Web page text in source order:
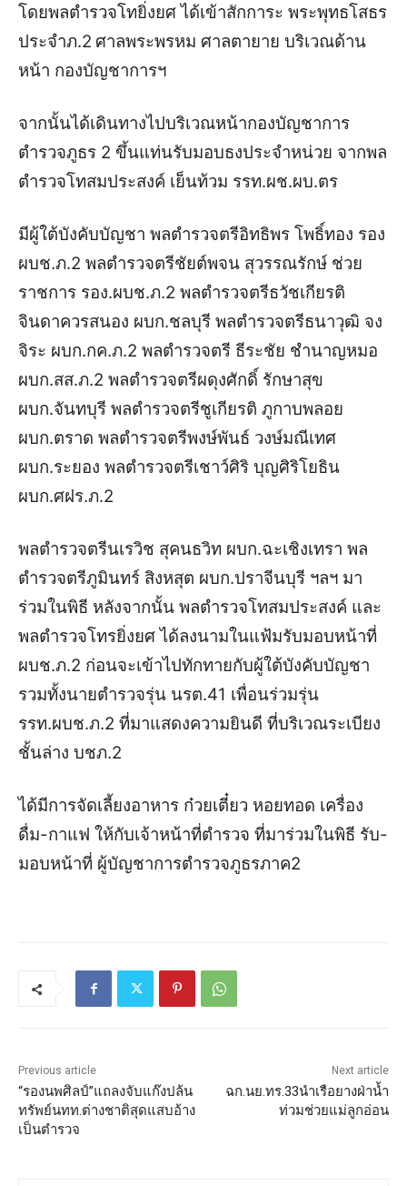
โดยพลตำรวจโทยิ่งยศ ได้เข้าสักการะ พระพุทธโสธร
ประจำภ.2 ศาลพระพรหม ศาลตายาย บริเวณด้าน
หน้า กองบัญชาการฯ
จากนั้นได้เดินทางไปบริเวณหน้ากองบัญชาการ
ตำรวจภูธร 2 ขึ้นแท่นรับมอบธงประจำหน่วย จากพล
ตำรวจโทสมประสงค์ เย็นท้วม รรท.ผช.ผบ.ตร
มีผู้ใต้บังคับบัญชา พลตำรวจตรีอิทธิพร โพธิ์ทอง รอง
ผบช.ภ.2 พลตำรวจตรีชัยต์พจน สุวรรณรักษ์ ช่วย
ราชการ รอง.ผบช.ภ.2 พลตำรวจตรีธวัชเกียรติ
จินดาควรสนอง ผบก.ชลบุรี พลตำรวจตรีธนาวุฒิ จง
จิระ ผบก.กค.ภ.2 พลตำรวจตรี ธีระชัย ชำนาญหมอ
ผบก.สส.ภ.2 พลตำรวจตรีผดุงศักดิ์ รักษาสุข
ผบก.จันทบุรี พลตำรวจตรีชูเกียรติ ภูกาบพลอย
ผบก.ตราด พลตำรวจตรีพงษ์พันธ์ วงษ์มณีเทศ
ผบก.ระยอง พลตำรวจตรีเชาว์ศิริ บุญศิริโยธิน
ผบก.ศฝร.ภ.2
พลตำรวจตรีนเรวิช สุคนธวิท ผบก.ฉะเชิงเทรา พล
ตำรวจตรีภูมินทร์ สิงหสุต ผบก.ปราจีนบุรี ฯลฯ มา
ร่วมในพิธี หลังจากนั้น พลตำรวจโทสมประสงค์ และ
พลตำรวจโทรยิ่งยศ ได้ลงนามในแฟ้มรับมอบหน้าที่
ผบช.ภ.2 ก่อนจะเข้าไปทักทายกับผู้ใต้บังคับบัญชา
รวมทั้งนายตำรวจรุ่น นรต.41 เพื่อนร่วมรุ่น
รรท.ผบช.ภ.2 ที่มาแสดงความยินดี ที่บริเวณระเบียง
ชั้นล่าง บชภ.2
ได้มีการจัดเลี้ยงอาหาร ก๋วยเตี๋ยว หอยทอด เครื่อง
ดื่ม-กาแฟ ให้กับเจ้าหน้าที่ตำรวจ ที่มาร่วมในพิธี รับ-
มอบหน้าที่ ผู้บัญชาการตำรวจภูธรภาค2
Previous article
“รองนพศิลป์”แถลงจับแก๊งปล้น
ทรัพย์นทท.ต่างชาติสุดแสบอ้าง
เป็นตำรวจ
Next article
ฉก.นย.ทร.33นำเรือยางฝ่าน้ำ
ท่วมช่วยแม่ลูกอ่อน